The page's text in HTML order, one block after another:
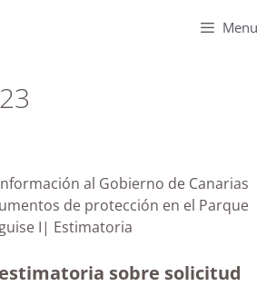
Menu
al Gobierno de Canarias
de protección en el Parque
Teguise I| Estimatoria
sobre solicitud